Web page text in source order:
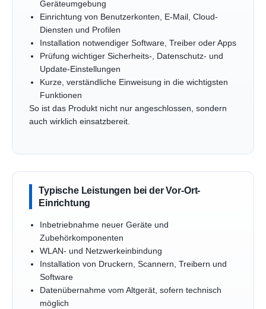
Geräteumgebung
Einrichtung von Benutzerkonten, E-Mail, Cloud-
Diensten und Profilen
Installation notwendiger Software, Treiber oder Apps
Prüfung wichtiger Sicherheits-, Datenschutz- und
Update-Einstellungen
Kurze, verständliche Einweisung in die wichtigsten
Funktionen
So ist das Produkt nicht nur angeschlossen, sondern
auch wirklich einsatzbereit.
Typische Leistungen bei der Vor-Ort-
Einrichtung
Inbetriebnahme neuer Geräte und
Zubehörkomponenten
WLAN- und Netzwerkeinbindung
Installation von Druckern, Scannern, Treibern und
Software
Datenübernahme vom Altgerät, sofern technisch
möglich